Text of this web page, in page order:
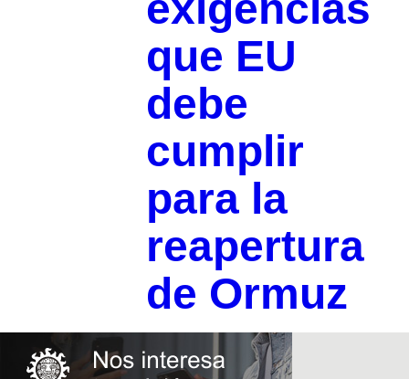
que EU
debe
cumplir
para la
reapertura
de Ormuz